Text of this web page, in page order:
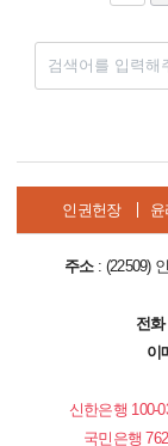
인권헌장
주소: (22509)
전화
이
신한은행 100-
국민은행